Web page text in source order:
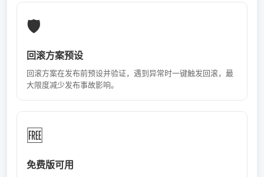
🛡️
回滚方案预设
回滚方案在发布前预设并验证，遇到异常时一键触发回滚，最
大限度减少发布事故影响。
🆓
免费版可用